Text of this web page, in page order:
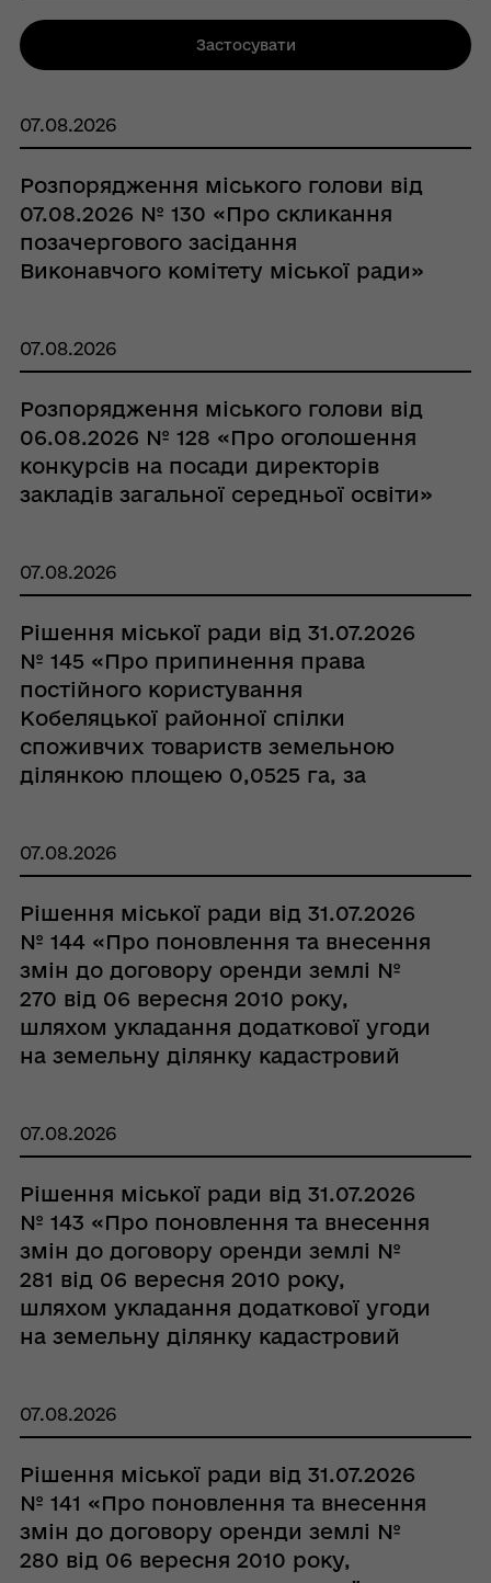
07.08.2026
Розпорядження міського голови від
07.08.2026 № 130 «Про скликання
позачергового засідання
Виконавчого комітету міської ради»
07.08.2026
Розпорядження міського голови від
06.08.2026 № 128 «Про оголошення
конкурсів на посади директорів
закладів загальної середньої освіти»
07.08.2026
Рішення міської ради від 31.07.2026
№ 145 «Про припинення права
постійного користування
Кобеляцької районної спілки
споживчих товариств земельною
ділянкою площею 0,0525 га, за
запасу»
07.08.2026
Рішення міської ради від 31.07.2026
№ 144 «Про поновлення та внесення
змін до договору оренди землі №
270 від 06 вересня 2010 року,
шляхом укладання додаткової угоди
на земельну ділянку кадастровий
07.08.2026
Рішення міської ради від 31.07.2026
№ 143 «Про поновлення та внесення
змін до договору оренди землі №
281 від 06 вересня 2010 року,
шляхом укладання додаткової угоди
на земельну ділянку кадастровий
07.08.2026
Рішення міської ради від 31.07.2026
№ 141 «Про поновлення та внесення
змін до договору оренди землі №
280 від 06 вересня 2010 року,
Застосувати